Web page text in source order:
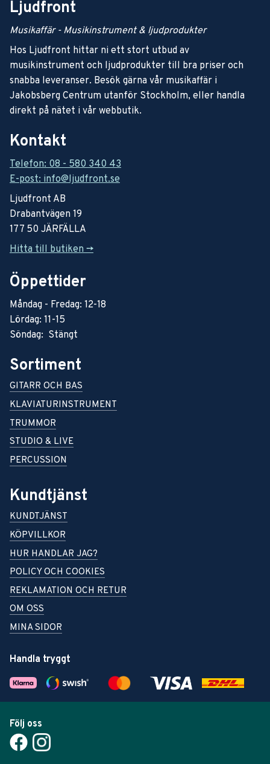
Ljudfront
Musikaffär - Musikinstrument & ljudprodukter
Hos Ljudfront hittar ni ett stort utbud av
musikinstrument och ljudprodukter till bra priser och
snabba leveranser. Besök gärna vår musikaffär i
Jakobsberg Centrum utanför Stockholm, eller handla
direkt på nätet i vår webbutik.
Kontakt
Telefon: 08 - 580 340 43
E-post: info@ljudfront.se
Ljudfront AB
Drabantvägen 19
177 50 JÄRFÄLLA
Hitta till butiken ->
Öppettider
Måndag - Fredag: 12-18
Lördag: 11-15
Söndag: Stängt
Sortiment
GITARR OCH BAS
KLAVIATURINSTRUMENT
TRUMMOR
STUDIO & LIVE
PERCUSSION
Kundtjänst
KUNDTJÄNST
KÖPVILLKOR
HUR HANDLAR JAG?
POLICY OCH COOKIES
REKLAMATION OCH RETUR
OM OSS
MINA SIDOR
Handla tryggt
Följ oss